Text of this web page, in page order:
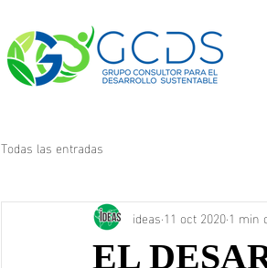
Todas las entradas
EL
ideas 11 oct 2020 1 min